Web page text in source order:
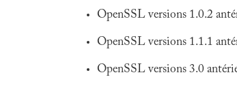
OpenSSL versions 1.0.2
OpenSSL versions 1.1.1
OpenSSL versions 3.0